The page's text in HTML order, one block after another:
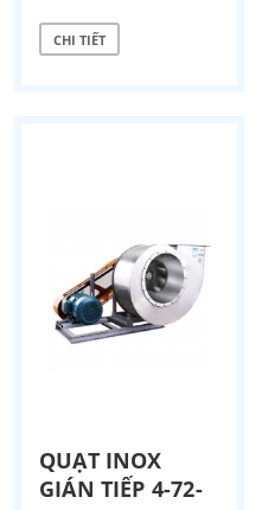
CHI TIẾT
QUẠT INOX
GIÁN TIẾP 4-72-